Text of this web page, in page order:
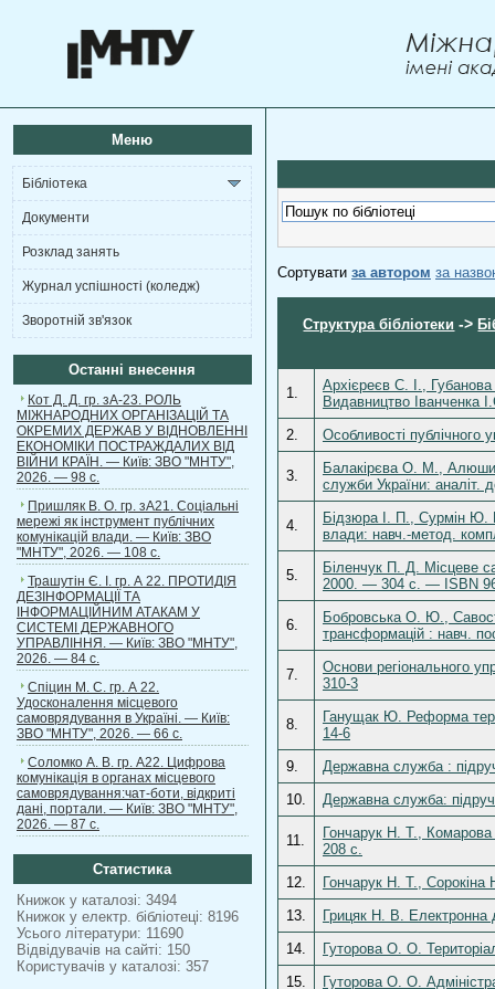
Меню
Бібліотека
Документи
Розклад занять
Журнал успішності (коледж)
Зворотній зв'язок
Останні внесення
Кот Д. Д. гр. зА-23. РОЛЬ
МІЖНАРОДНИХ ОРГАНІЗАЦІЙ ТА
ОКРЕМИХ ДЕРЖАВ У ВІДНОВЛЕННІ
ЕКОНОМІКИ ПОСТРАЖДАЛИХ ВІД
ВІЙНИ КРАЇН. — Київ: ЗВО "МНТУ",
2026. — 98 с.
Пришляк В. О. гр. зА21. Соціальні
мережі як інструмент публічних
комунікацій влади. — Київ: ЗВО
"МНТУ", 2026. — 108 с.
Трашутін Є. І. гр. А 22. ПРОТИДІЯ
ДЕЗІНФОРМАЦІЇ ТА
ІНФОРМАЦІЙНИМ АТАКАМ У
СИСТЕМІ ДЕРЖАВНОГО
УПРАВЛІННЯ. — Київ: ЗВО "МНТУ",
2026. — 84 с.
Спіцин М. С. гр. А 22.
Удосконалення місцевого
самоврядування в Україні. — Київ:
ЗВО "МНТУ", 2026. — 66 с.
Соломко А. В. гр. А22. Цифрова
комунікація в органах місцевого
самоврядування:чат-боти, відкриті
дані, портали. — Київ: ЗВО "МНТУ",
2026. — 87 с.
Статистика
Книжок у каталозі: 3494
Книжок у електр. бібліотеці: 8196
Усього літератури: 11690
Відвідувачів на сайті: 150
Користувачів у каталозі: 357
Сортувати за автором за
Структура бібліотеки ->
1.
Архієреєв С. І.,
Видавництво
2.
Особливості
3.
Балакірєва О. М.,
служби України:
4.
Бідзюра І. П., Сурмін Ю.
влади: навч.-метод.
5.
Біленчук П. Д. Місцеве
2000. — 304 с. — ISBN
6.
Бобровська О. Ю.,
трансформацій : навч.
7.
Основи регіонального
310-3
8.
Ганущак Ю. Реформа
14-6
9.
Державна служба :
10.
Державна служба:
11.
Гончарук Н. Т.,
208 с.
12.
Гончарук Н. Т.,
13.
Грицяк Н. В.
14.
Гуторова О. О.
15.
Гуторова О. О.